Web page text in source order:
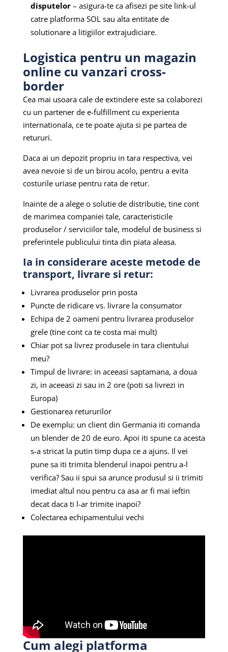
disputelor– asigura-te ca afisezi pe site link-ul
catre platforma SOL sau alta entitate de
solutionare a litigiilor extrajudiciare.
Logistica pentru un magazin
online cu vanzari cross-
border
Cea mai usoara cale de extindere este sa colaborezi
cu un partener de e-fulfillment cu experienta
internationala, ce te poate ajuta si pe partea de
retururi.
Daca ai un depozit propriu in tara respectiva, vei
avea nevoie si de un birou acolo, pentru a evita
costurile uriase pentru rata de retur.
Inainte de a alege o solutie de distributie, tine cont
de marimea companiei tale, caracteristicile
produselor / serviciilor tale, modelul de business si
preferintele publicului tinta din piata aleasa.
Ia in considerare aceste metode de
transport, livrare si retur:
Livrarea produselor prin posta
Puncte de ridicare vs. livrare la consumator
Echipa de 2 oameni pentru livrarea produselor
grele (tine cont ca te costa mai mult)
Chiar pot sa livrez produsele in tara clientului
meu?
Timpul de livrare: in aceeasi saptamana, a doua
zi, in aceeasi zi sau in 2 ore (poti sa livrezi in
Europa)
Gestionarea retururilor
De exemplu: un client din Germania iti comanda
un blender de 20 de euro. Apoi iti spune ca acesta
s-a stricat la putin timp dupa ce a ajuns. Il vei
pune sa iti trimita blenderul inapoi pentru a-l
verifica? Sau ii spui sa arunce produsul si ii trimiti
imediat altul nou pentru ca asa ar fi mai ieftin
decat daca ti l-ar trimite inapoi?
Colectarea echipamentului vechi
Cum alegi platforma